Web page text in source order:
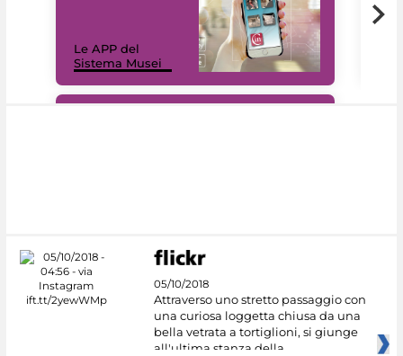
Le APP del
Sistema Musei
05/10/2018
Attraverso uno stretto passaggio con
una curiosa loggetta chiusa da una
bella vetrata a tortiglioni, si giunge
all'ultima stanza della